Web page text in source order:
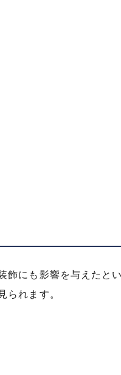
にも影響を与えたとい
られます。